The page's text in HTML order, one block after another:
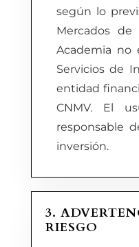
según lo
Mercados de
Academia no
Servicios de
entidad
CNMV. El
responsable
inversión.
3.
RIESGO